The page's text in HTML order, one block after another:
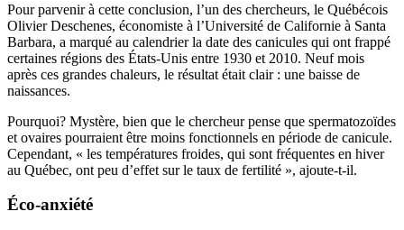
Pour parvenir à cette conclusion, l’un des chercheurs, le Québécois
Olivier Deschenes, économiste à l’Université de Californie à Santa
Barbara, a marqué au calendrier la date des canicules qui ont frappé
certaines régions des États-Unis entre 1930 et 2010. Neuf mois
après ces grandes chaleurs, le résultat était clair : une baisse de
naissances.
Pourquoi? Mystère, bien que le chercheur pense que spermatozoïdes
et ovaires pourraient être moins fonctionnels en période de canicule.
Cependant, « les températures froides, qui sont fréquentes en hiver
au Québec, ont peu d’effet sur le taux de fertilité », ajoute-t-il.
Éco-anxiété